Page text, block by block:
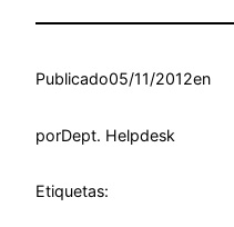
Publicado05/11/2012en
porDept. Helpdesk
Etiquetas: